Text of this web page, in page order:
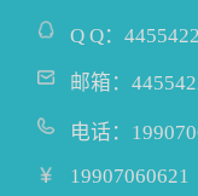
Q Q：
邮箱：
电话：
19907060621